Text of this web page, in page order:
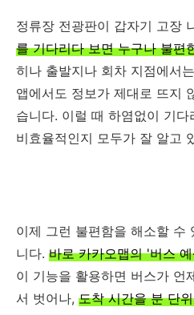
정류장 전광판이 갑자기 고장
를 기다리다 보면 누구나 불편
히나 출발지나 회차 지점에서
앱에서도 정보가 제대로 뜨지
습니다. 이럴 때 하염없이 기
비효율적인지 모두가 잘 알고
이제 그런 불편함을 해소할 수
니다. 바로 카카오맵의 '버스
이 기능을 활용하면 버스가 언
서 벗어나, 도착 시간을 분 단